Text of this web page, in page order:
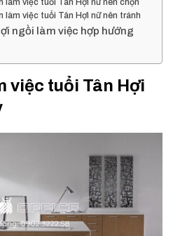
làm việc tuổi Tân Hợi nữ nên chọn
làm việc tuổi Tân Hợi nữ nên tránh
ngồi làm việc hợp hướng
việc tuổi Tân Hợi